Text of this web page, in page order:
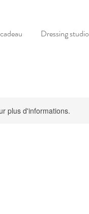
Dressing studio
plus d'informations.